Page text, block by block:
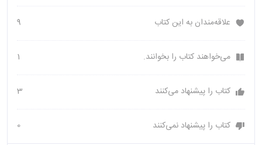
علاقه‌مندان به این کتاب 9
می‌خواهند کتاب را بخوانند. 1
کتاب را پیشنهاد می‌کنند 3
کتاب را پیشنهاد نمی‌کنند 0